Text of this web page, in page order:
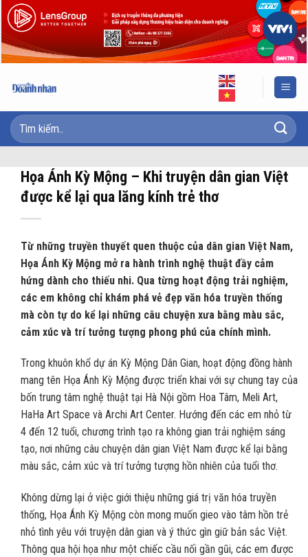
Skip
to
content
Họa Ánh Kỳ Mộng – Khi truyện dân gian Việt
được kể lại qua lăng kính trẻ thơ
Từ những truyền thuyết quen thuộc của dân gian Việt Nam,
Họa Ánh Kỳ Mộng mở ra hành trình nghệ thuật đầy cảm
hứng dành cho thiếu nhi. Qua từng hoạt động trải nghiệm,
các em không chỉ khám phá vẻ đẹp văn hóa truyền thống
mà còn tự do kể lại những câu chuyện xưa bằng màu sắc,
cảm xúc và trí tưởng tượng phong phú của chính mình.
Trong khuôn khổ dự án Kỳ Mộng Dân Gian, hoạt động đồng hành
mang tên Họa Ánh Kỳ Mộng được triển khai với sự chung tay của
bốn trung tâm nghệ thuật tại Hà Nội gồm Hoa Tâm, Meli Art,
HaHa Art Space và Archi Art Center. Hướng đến các em nhỏ từ
4 đến 12 tuổi, chương trình tạo ra không gian trải nghiệm sáng
tạo, nơi những câu chuyện dân gian Việt Nam được kể lại bằng
màu sắc, cảm xúc và trí tưởng tượng hồn nhiên của tuổi thơ.
Không dừng lại ở việc giới thiệu những giá trị văn hóa truyền
thống, Họa Ánh Kỳ Mộng còn mong muốn gieo vào tâm hồn trẻ
nhỏ tình yêu với truyện dân gian và ý thức gìn giữ bản sắc Việt.
Thông qua hội họa như một chiếc cầu nối gần gũi, các em được